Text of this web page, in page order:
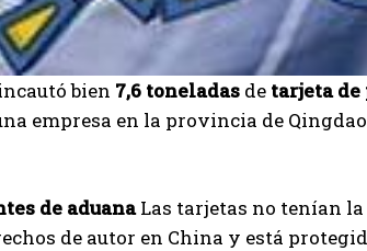
bien 7,6 toneladas de tarjeta de
empresa en la provincia de
de aduanaLas tarjetas no tenían
de autor en China y está